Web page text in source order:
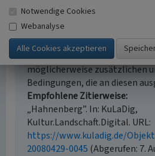
Empfohlene Zitierweise
Urheberrechtlicher Hinweis
Der hier präsentierte Inhalt ist
geschützt. Die angezeigten
möglicherweise zusätzlichen
Bedingungen, die an diesen
Empfohlene Zitierweise
„Hahnenberg”. In: KuLaDig,
Kultur.Landschaft.Digital. URL:
https://www.kuladig.de/
20080429-0045 (Abgerufen: 7.
Notwendige Cookies
Webanalyse